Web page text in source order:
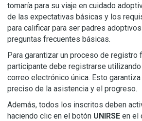
tomaría para su viaje en cuidado
de las expectativas básicas y los
para calificar para ser padres
preguntas frecuentes básicas.
Para garantizar un proceso de registro
participante debe registrarse
correo electrónico única. Esto
preciso de la asistencia y el progreso.
Además, todos los inscritos deben
haciendo clic en el botón UNIRSE en el